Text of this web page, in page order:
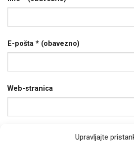
Upravljajte
E-pošta * (obavezno)
Web-stranica
Spremi moje ime, e-poštu i